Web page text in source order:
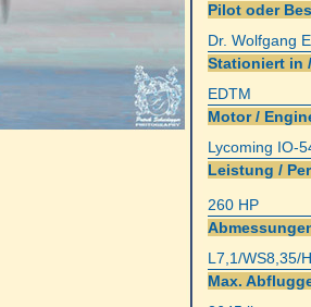
Pilot oder
Dr. Wolfgang
Stationiert in
EDTM
Motor /
Lycoming IO-
Leistung /
260 HP
L7,1/WS8,35/
Max.